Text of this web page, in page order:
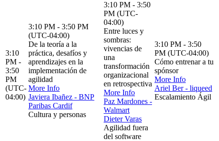
3:10
PM -
3:50
PM
(UTC-
04:00)
3:10 PM - 3:50 PM
(UTC-04:00)
De la teoría a la
práctica, desafíos y
aprendizajes en la
implementación de
agilidad
More Info
Javiera Ibañez - BNP
Paribas Cardif
Cultura y personas
3:10 PM - 3:50
PM (UTC-
04:00)
Entre luces y
sombras:
vivencias de
una
transformación
organizacional
en retrospectiva
More Info
Paz Mardones -
Walmart
Dieter Varas
Agilidad fuera
del software
3:10 PM - 3:50
PM (UTC-04:00)
Cómo entrenar a tu
spónsor
More Info
Ariel Ber - liqueed
Escalamiento Ágil